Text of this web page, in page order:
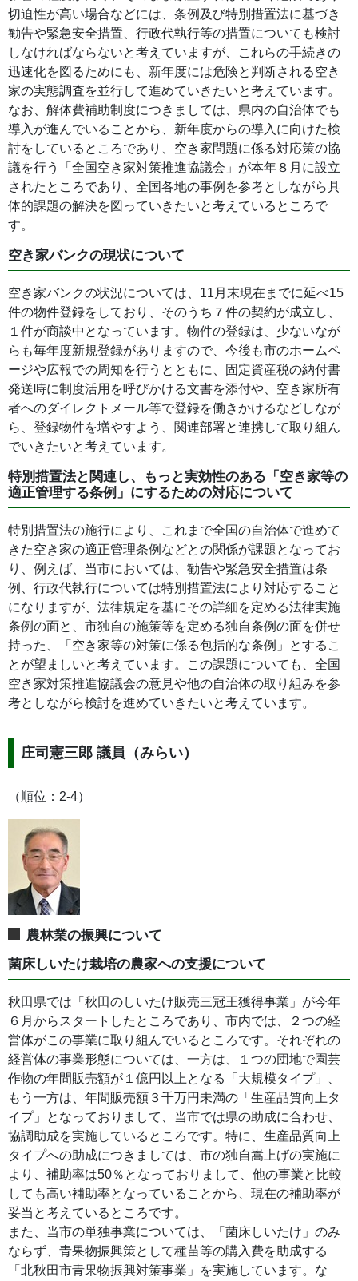
切迫性が高い場合などには、条例及び特別措置法に基づき
勧告や緊急安全措置、行政代執行等の措置についても検討
しなければならないと考えていますが、これらの手続きの
迅速化を図るためにも、新年度には危険と判断される空き
家の実態調査を並行して進めていきたいと考えています。
なお、解体費補助制度につきましては、県内の自治体でも
導入が進んでいることから、新年度からの導入に向けた検
討をしているところであり、空き家問題に係る対応策の協
議を行う「全国空き家対策推進協議会」が本年８月に設立
されたところであり、全国各地の事例を参考としながら具
体的課題の解決を図っていきたいと考えているところで
す。
空き家バンクの現状について
空き家バンクの状況については、11月末現在までに延べ15
件の物件登録をしており、そのうち７件の契約が成立し、
１件が商談中となっています。物件の登録は、少ないなが
らも毎年度新規登録がありますので、今後も市のホームペ
ージや広報での周知を行うとともに、固定資産税の納付書
発送時に制度活用を呼びかける文書を添付や、空き家所有
者へのダイレクトメール等で登録を働きかけるなどしなが
ら、登録物件を増やすよう、関連部署と連携して取り組ん
でいきたいと考えています。
特別措置法と関連し、もっと実効性のある「空き家等の
適正管理する条例」にするための対応について
特別措置法の施行により、これまで全国の自治体で進めて
きた空き家の適正管理条例などとの関係が課題となってお
り、例えば、当市においては、勧告や緊急安全措置は条
例、行政代執行については特別措置法により対応すること
になりますが、法律規定を基にその詳細を定める法律実施
条例の面と、市独自の施策等を定める独自条例の面を併せ
持った、「空き家等の対策に係る包括的な条例」とするこ
とが望ましいと考えています。この課題についても、全国
空き家対策推進協議会の意見や他の自治体の取り組みを参
考としながら検討を進めていきたいと考えています。
庄司憲三郎 議員（みらい）
（順位：2-4）
農林業の振興について
菌床しいたけ栽培の農家への支援について
秋田県では「秋田のしいたけ販売三冠王獲得事業」が今年
６月からスタートしたところであり、市内では、２つの経
営体がこの事業に取り組んでいるところです。それぞれの
経営体の事業形態については、一方は、１つの団地で園芸
作物の年間販売額が１億円以上となる「大規模タイプ」、
もう一方は、年間販売額３千万円未満の「生産品質向上タ
イプ」となっておりまして、当市では県の助成に合わせ、
協調助成を実施しているところです。特に、生産品質向上
タイプへの助成につきましては、市の独自嵩上げの実施に
より、補助率は50％となっておりまして、他の事業と比較
しても高い補助率となっていることから、現在の補助率が
妥当と考えているところです。
また、当市の単独事業については、「菌床しいたけ」のみ
ならず、青果物振興策として種苗等の購入費を助成する
「北秋田市青果物振興対策事業」を実施しています。な